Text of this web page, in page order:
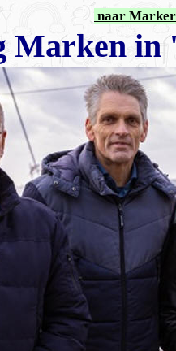
naar Marker
Marken